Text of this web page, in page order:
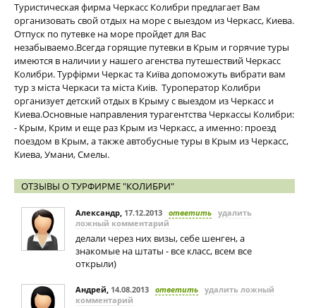
Туристическая фирма Черкасс Колибри предлагает Вам
организовать свой отдых на море c выездом из Черкасс, Киева.
Отпуск по путевке на море пройдет для Вас
незабываемо.Всегда горящие путевки в Крым и горячие туры
имеются в наличии у нашего агенства путешествий Черкасс
Колибри. Турфірми Черкас та Київа допоможуть вибрати вам
тур з міста Черкаси та міста Киів. Туроператор Колибри
организует детский отдых в Крыму с выездом из Черкасс и
Киева.Основные направления турагентства Черкассы Колибри:
- Крым, Крим и еще раз Крым из Черкасс, а именно: проезд
поездом в Крым, а также автобусные туры в Крым из Черкасс,
Киева, Умани, Смелы.
ОТЗЫВЫ О ТУРФИРМЕ "КОЛИБРИ"
Александр, 17.12.2013 ответить удалить
ложный комментарий
делали через них визы, себе шенген, а
знакомые на штаты - все класс, всем все
открыли)
Андрей, 14.08.2013 ответить удалить ложный
комментарий